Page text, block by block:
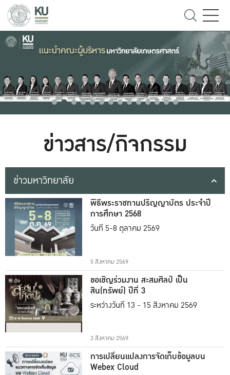
ข่าวสาร/กิจกรรม
ข่าวมหาวิทยาลัย
พิธีพระราชทานปริญญาบัตร ประจำปี
การศึกษา 2568
วันที่ 5-8 ตุลาคม 2569
5 สิงหาคม 2569
ขอเชิญร่วมงาน สะสมศิลป์ เป็น
สิน(ทรัพย์) ปีที่ 3
ระหว่างวันที่ 13 - 15 สิงหาคม 2569
3 สิงหาคม 2569
การเปลี่ยนแปลงการจัดเก็บข้อมูลบน
Webex Cloud